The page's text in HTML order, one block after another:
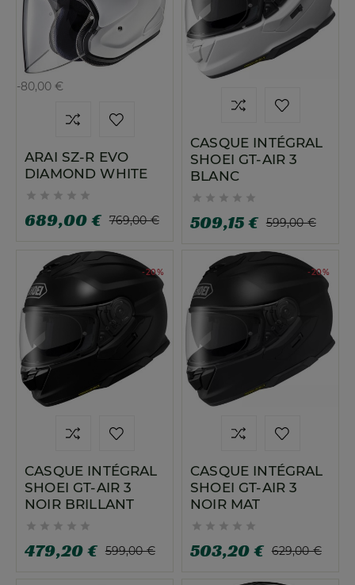
-80,00 €
ARAI SZ-R EVO
DIAMOND WHITE
    
689,00 € 769,00 €
CASQUE INTÉGRAL
SHOEI GT-AIR 3
BLANC
    
509,15 € 599,00 €
-20%
CASQUE INTÉGRAL
SHOEI GT-AIR 3
NOIR BRILLANT
    
479,20 € 599,00 €
-20%
CASQUE INTÉGRAL
SHOEI GT-AIR 3
NOIR MAT
    
503,20 € 629,00 €